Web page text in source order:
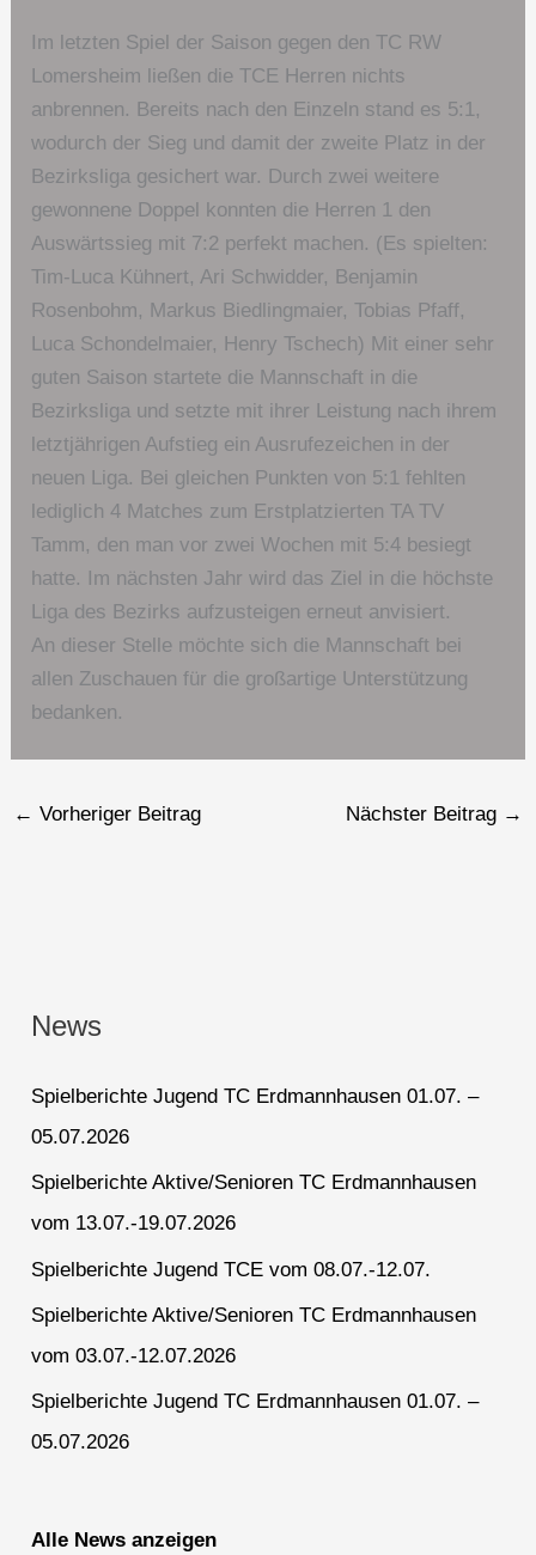
Im letzten Spiel der Saison gegen den TC RW
Lomersheim ließen die TCE Herren nichts
anbrennen. Bereits nach den Einzeln stand es 5:1,
wodurch der Sieg und damit der zweite Platz in der
Bezirksliga gesichert war. Durch zwei weitere
gewonnene Doppel konnten die Herren 1 den
Auswärtssieg mit 7:2 perfekt machen. (Es spielten:
Tim-Luca Kühnert, Ari Schwidder, Benjamin
Rosenbohm, Markus Biedlingmaier, Tobias Pfaff,
Luca Schondelmaier, Henry Tschech) Mit einer sehr
guten Saison startete die Mannschaft in die
Bezirksliga und setzte mit ihrer Leistung nach ihrem
letztjährigen Aufstieg ein Ausrufezeichen in der
neuen Liga. Bei gleichen Punkten von 5:1 fehlten
lediglich 4 Matches zum Erstplatzierten TA TV
Tamm, den man vor zwei Wochen mit 5:4 besiegt
hatte. Im nächsten Jahr wird das Ziel in die höchste
Liga des Bezirks aufzusteigen erneut anvisiert.
An dieser Stelle möchte sich die Mannschaft bei
allen Zuschauen für die großartige Unterstützung
bedanken.
← Vorheriger Beitrag Nächster Beitrag →
News
Spielberichte Jugend TC Erdmannhausen 01.07. –
05.07.2026
Spielberichte Aktive/Senioren TC Erdmannhausen
vom 13.07.-19.07.2026
Spielberichte Jugend TCE vom 08.07.-12.07.
Spielberichte Aktive/Senioren TC Erdmannhausen
vom 03.07.-12.07.2026
Spielberichte Jugend TC Erdmannhausen 01.07. –
05.07.2026
Alle News anzeigen